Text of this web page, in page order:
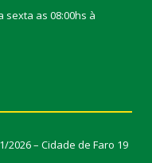
as 08:00hs à
2026 – Cidade de Faro 19